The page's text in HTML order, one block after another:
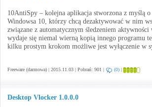
10AntiSpy – kolejna aplikacja stworzona z myślą
Windowsa 10, którzy chcą dezaktywować w nim
związane z automatycznym śledzeniem
wydaje się niemal wierną kopią innego programu
kilku prostym krokom możliwe jest wyłączenie w
Freeware (darmowa) | 2015.11.03 | Pobrań: 901 | (0) |
Desktop Vlocker 1.0.0.0